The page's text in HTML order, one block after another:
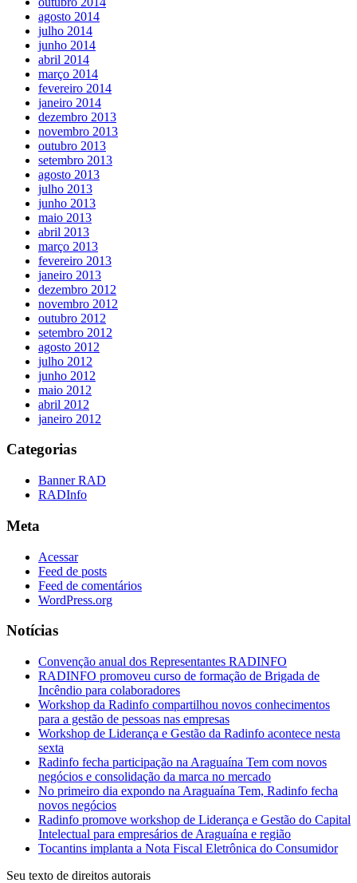
agosto 2014
julho 2014
junho 2014
abril 2014
março 2014
fevereiro 2014
janeiro 2014
dezembro 2013
novembro 2013
outubro 2013
setembro 2013
agosto 2013
julho 2013
junho 2013
maio 2013
abril 2013
março 2013
fevereiro 2013
janeiro 2013
dezembro 2012
novembro 2012
outubro 2012
setembro 2012
agosto 2012
julho 2012
junho 2012
maio 2012
abril 2012
janeiro 2012
Categorias
Banner RAD
RADInfo
Meta
Acessar
Feed de posts
Feed de comentários
WordPress.org
Notícias
Convenção anual dos Representantes RADINFO
RADINFO promoveu curso de formação de Brigada de
Incêndio para colaboradores
Workshop da Radinfo compartilhou novos conhecimentos
para a gestão de pessoas nas empresas
Workshop de Liderança e Gestão da Radinfo acontece nesta
sexta
Radinfo fecha participação na Araguaína Tem com novos
negócios e consolidação da marca no mercado
No primeiro dia expondo na Araguaína Tem, Radinfo fecha
novos negócios
Radinfo promove workshop de Liderança e Gestão do Capital
Intelectual para empresários de Araguaína e região
Tocantins implanta a Nota Fiscal Eletrônica do Consumidor
Seu texto de direitos autorais